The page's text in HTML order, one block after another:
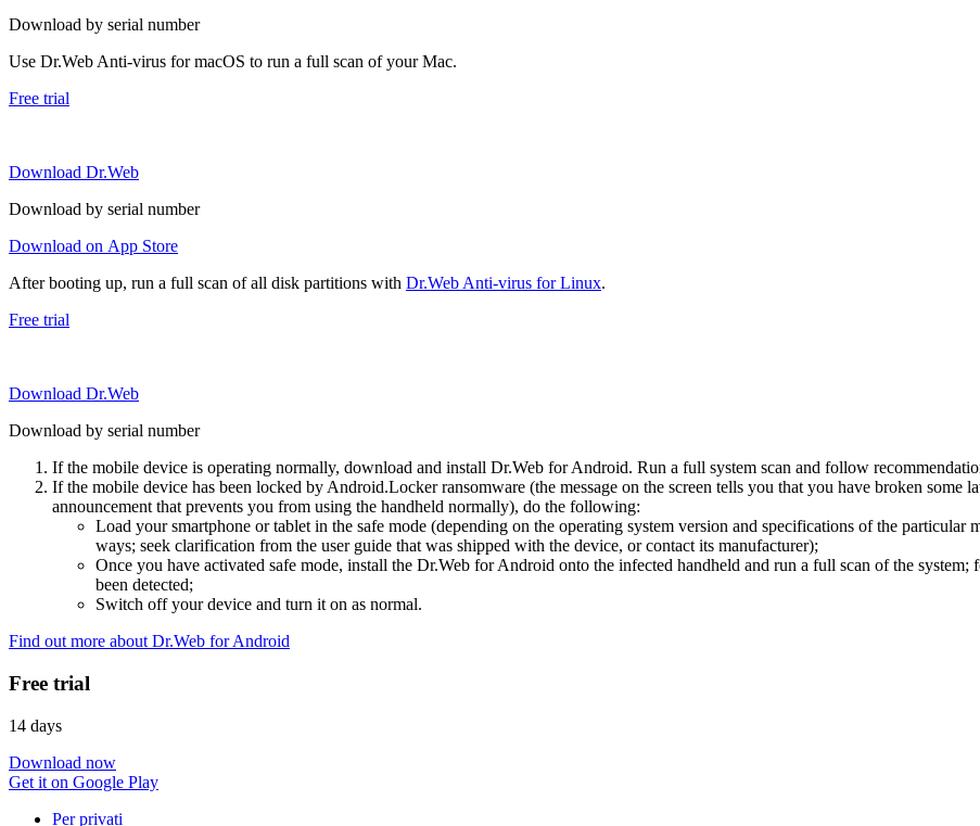
Download by serial number
Use Dr.Web Anti-virus for macOS to run a full scan of your Mac.
Free trial
Download Dr.Web
Download by serial number
Download on App Store
After booting up, run a full scan of all disk partitions with Dr.Web Anti-virus for Linux.
Free trial
Download Dr.Web
Download by serial number
If the mobile device is operating normally, download and install Dr.Web for Android. Run a full system scan and follow
If the mobile device has been locked by Android.Locker ransomware (the message on the screen tells you that you have broken some
announcement that prevents you from using the handheld normally), do the following:
Load your smartphone or tablet in the safe mode (depending on the operating system version and specifications of the
ways; seek clarification from the user guide that was shipped with the device, or contact its manufacturer);
Once you have activated safe mode, install the Dr.Web for Android onto the infected handheld and run a full scan of the
been detected;
Switch off your device and turn it on as normal.
Find out more about Dr.Web for Android
Free trial
14 days
Download now
Get it on Google Play
Per privati